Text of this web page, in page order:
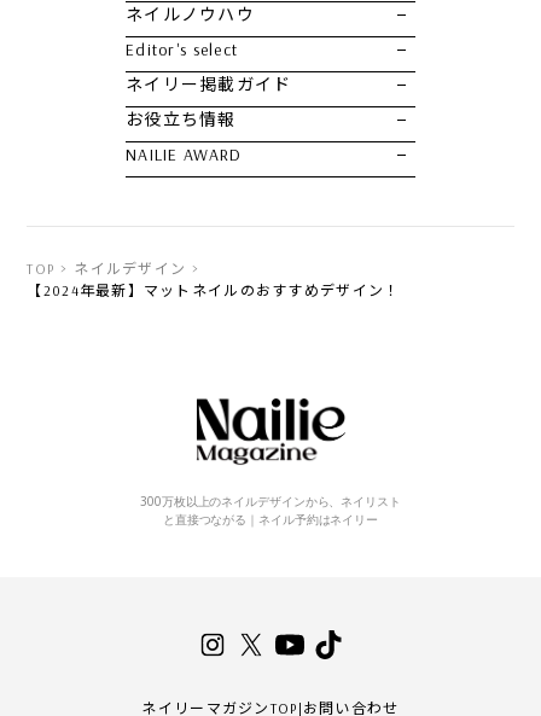
ネイルノウハウ
Editor's select
ネイリー掲載ガイド
お役立ち情報
NAILIE AWARD
TOP
ネイルデザイン
【2024年最新】マットネイルのおすすめデザイン！
300万枚以上のネイルデザインから、ネイリスト
と直接つながる｜ネイル予約はネイリー
ネイリーマガジンTOP | お問い合わせ